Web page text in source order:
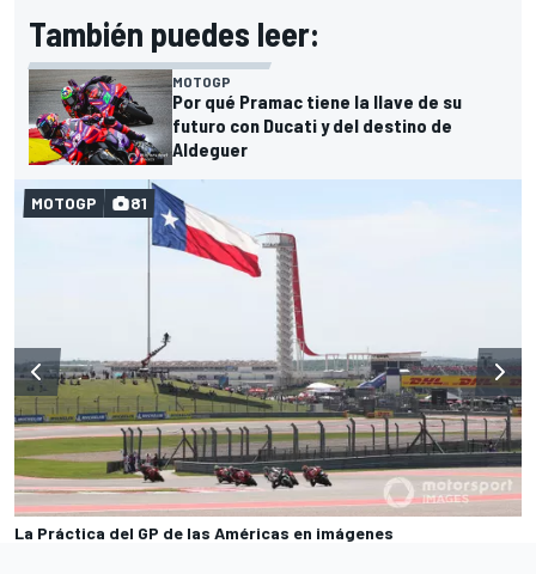
También puedes leer:
MOTOGP
Por qué Pramac tiene la llave de su
futuro con Ducati y del destino de
Aldeguer
La Práctica del GP de las Américas en imágenes
MOTOGP 81